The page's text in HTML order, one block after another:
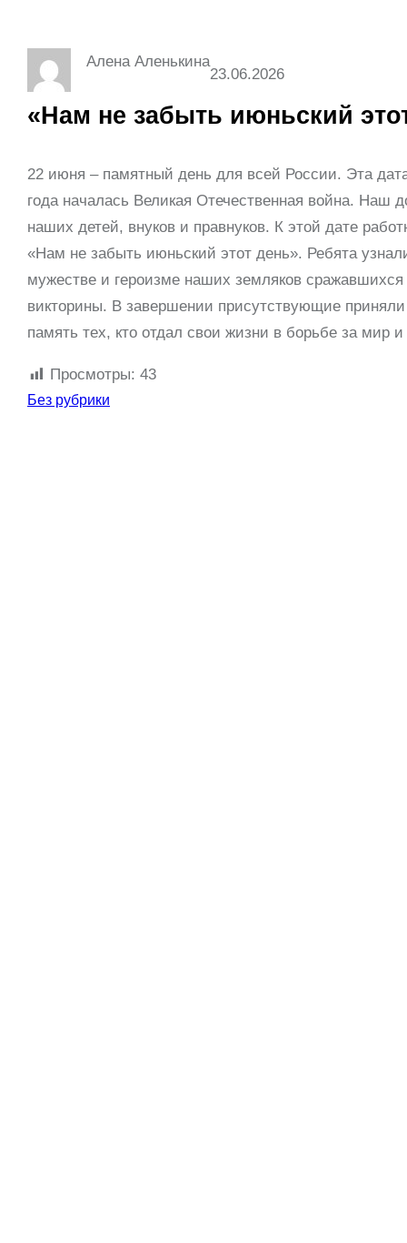
Алена Аленькина
23.06.2026
«Нам не забыть июньский
22 июня – памятный день для всей России. Эта
года началась Великая Отечественная война. Наш
наших детей, внуков и правнуков. К этой дате
«Нам не забыть июньский этот день». Ребята
мужестве и героизме наших земляков
викторины. В завершении присутствующие
память тех, кто отдал свои жизни в борьбе за мир
Просмотры: 43
Без рубрики